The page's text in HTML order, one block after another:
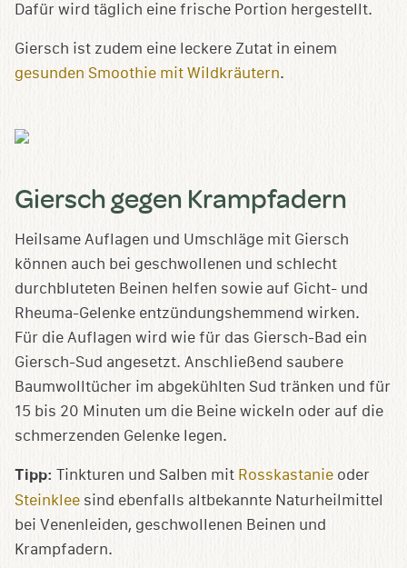
Dafür wird täglich eine frische Portion hergestellt.
Giersch ist zudem eine leckere Zutat in einem
gesunden Smoothie mit Wildkräutern.
Giersch gegen Krampfadern
Heilsame Auflagen und Umschläge mit Giersch
können auch bei geschwollenen und schlecht
durchbluteten Beinen helfen sowie auf Gicht- und
Rheuma-Gelenke entzündungshemmend wirken.
Für die Auflagen wird wie für das Giersch-Bad ein
Giersch-Sud angesetzt. Anschließend saubere
Baumwolltücher im abgekühlten Sud tränken und für
15 bis 20 Minuten um die Beine wickeln oder auf die
schmerzenden Gelenke legen.
Tipp: Tinkturen und Salben mit Rosskastanie oder
Steinklee sind ebenfalls altbekannte Naturheilmittel
bei Venenleiden, geschwollenen Beinen und
Krampfadern.